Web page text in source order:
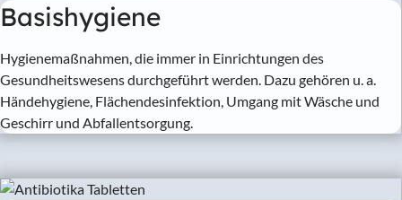
Basishygiene
Hygienemaßnahmen, die immer in Einrichtungen des
Gesundheitswesens durchgeführt werden. Dazu gehören u. a.
Händehygiene, Flächendesinfektion, Umgang mit Wäsche und
Geschirr und Abfallentsorgung.